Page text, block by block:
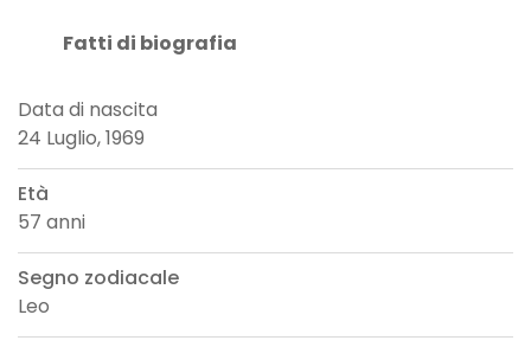
Fatti di biografia
Data di nascita
24 Luglio, 1969
Età
57 anni
Segno zodiacale
Leo